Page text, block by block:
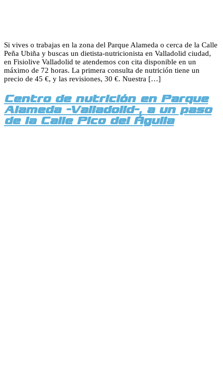
Si vives o trabajas en la zona del Parque Alameda o cerca de la Calle
Peña Ubiña y buscas un dietista-nutricionista en Valladolid ciudad,
en Fisiolive Valladolid te atendemos con cita disponible en un
máximo de 72 horas. La primera consulta de nutrición tiene un
precio de 45 €, y las revisiones, 30 €. Nuestra […]
Centro de nutrición en Parque
Alameda -Valladolid-, a un paso
de la Calle Pico del Águila